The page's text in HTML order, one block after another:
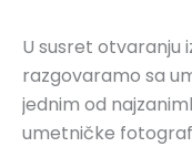
U susret otvaranju
razgovaramo sa
jednim od
umetničke